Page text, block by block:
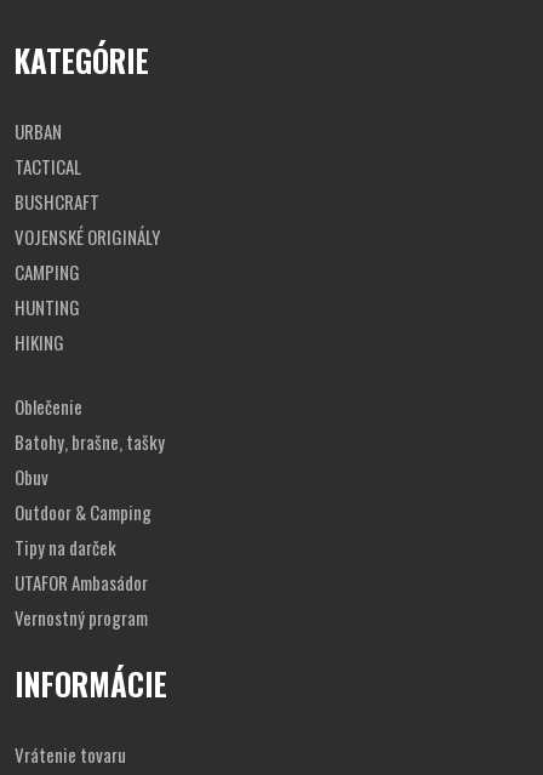
KATEGÓRIE
URBAN
TACTICAL
BUSHCRAFT
VOJENSKÉ ORIGINÁLY
CAMPING
HUNTING
HIKING
Oblečenie
Batohy, brašne, tašky
Obuv
Outdoor & Camping
Tipy na darček
UTAFOR Ambasádor
Vernostný program
INFORMÁCIE
Vrátenie tovaru